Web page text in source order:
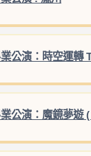
公演：時空運轉
公演：魔鏡夢遊